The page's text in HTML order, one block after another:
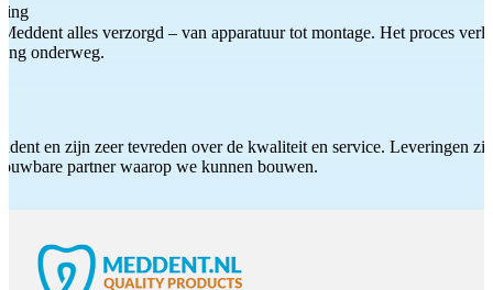
alles verzorgd – van apparatuur tot montage. Het proces
onderweg.
en zijn zeer tevreden over de kwaliteit en service. Leveringen
partner waarop we kunnen bouwen.